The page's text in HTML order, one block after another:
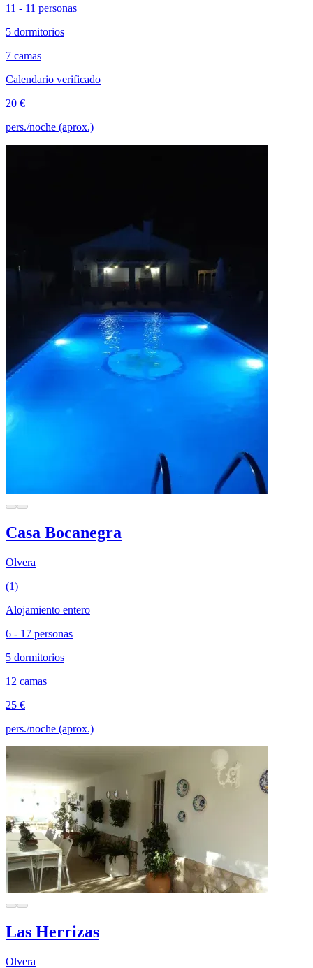
11 - 11 personas
5 dormitorios
7 camas
Calendario verificado
20 €
pers./noche (aprox.)
Casa Bocanegra
Olvera
(1)
Alojamiento entero
6 - 17 personas
5 dormitorios
12 camas
25 €
pers./noche (aprox.)
Las Herrizas
Olvera